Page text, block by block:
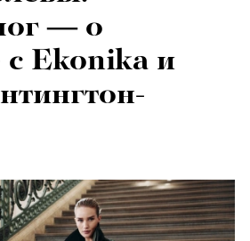
— о
с Ekonika и